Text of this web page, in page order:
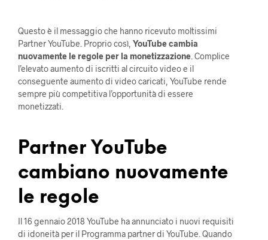
Questo è il messaggio che hanno ricevuto moltissimi
Partner YouTube. Proprio così, YouTube cambia
nuovamente le regole per la monetizzazione . Complice
l’elevato aumento di iscritti al circuito video e il
conseguente aumento di video caricati, YouTube rende
sempre più competitiva l’opportunità di essere
monetizzati.
Partner YouTube
cambiano nuovamente
le regole
Il 16 gennaio 2018 YouTube ha annunciato i nuovi requisiti
di idoneità per il Programma partner di YouTube. Quando